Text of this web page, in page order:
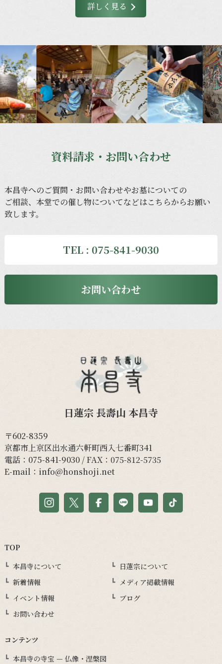
詳しく見る
資料請求・お問い合わせ
本昌寺へのご質問・ お問い合わせやお墓についての
ご相談、 本堂での催し物についてなどはこちらからお願い
致します。
TEL : 075-841-9030
お問い合わせ
日蓮宗 長壽山 本昌寺
〒602-8359
京都市上京区出水通六軒町西入七番町341
電話： 075-841-9030/ FAX：075-812-5735
E-mail： info@honshoji.net
TOP
本昌寺について
日蓮宗について
新着情報
メディア掲載情報
イベント情報
ブログ
お問い合わせ
コンテンツ
本昌寺の寺宝 — 仏像・涅槃図